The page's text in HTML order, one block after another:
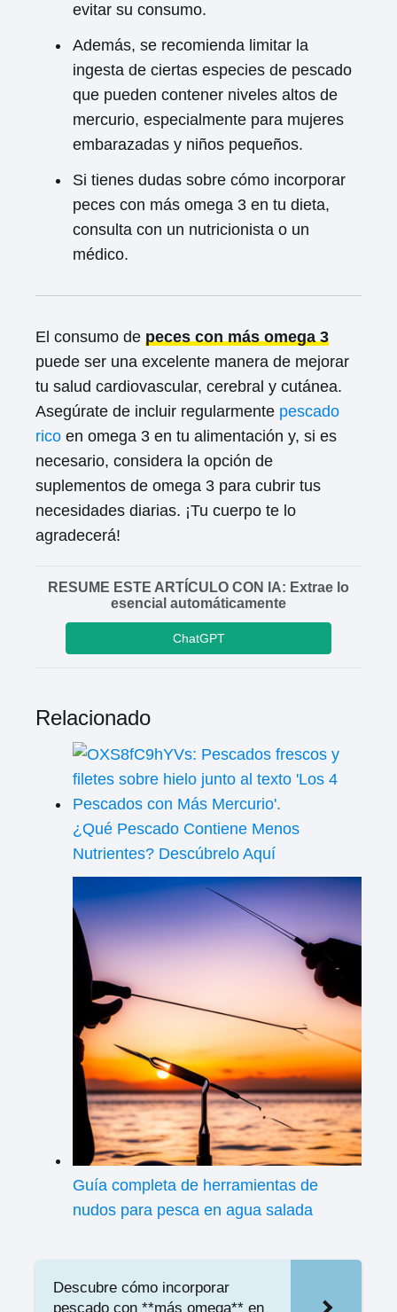
evitar su consumo.
Además, se recomienda limitar la
ingesta de ciertas especies de pescado
que pueden contener niveles altos de
mercurio, especialmente para mujeres
embarazadas y niños pequeños.
Si tienes dudas sobre cómo incorporar
peces con más omega 3 en tu dieta,
consulta con un nutricionista o un
médico.
El consumo de peces con más omega 3
puede ser una excelente manera de mejorar
tu salud cardiovascular, cerebral y cutánea.
Asegúrate de incluir regularmente pescado
rico en omega 3 en tu alimentación y, si es
necesario, considera la opción de
suplementos de omega 3 para cubrir tus
necesidades diarias. ¡Tu cuerpo te lo
agradecerá!
RESUME ESTE ARTÍCULO CON IA: Extrae lo
esencial automáticamente
ChatGPT
Relacionado
¿Qué Pescado Contiene Menos
Nutrientes? Descúbrelo Aquí
Guía completa de herramientas de
nudos para pesca en agua salada
Descubre cómo incorporar
pescado con **más omega** en